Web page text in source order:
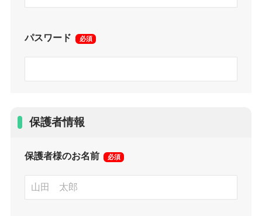
パスワード 必須
保護者情報
保護者様のお名前 必須